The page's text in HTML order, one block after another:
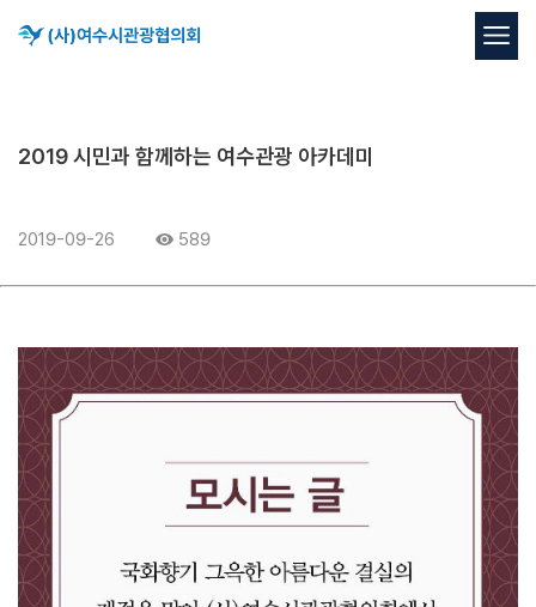
2019 시민과 함께하는 여수관광 아카데미
2019-09-26 589